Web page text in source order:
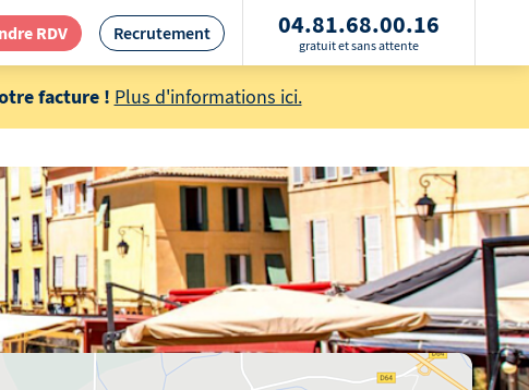
RDV Recrutement 04.81.68.00.16
gratuit et sans attente
facture ! Plus d'informations ici.